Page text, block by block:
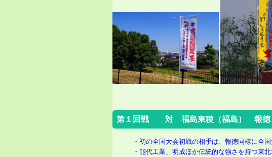
第１回戦 対 福島東稜（福島） 報徳
・初の全国大会初戦の相手は、報徳同様に全
・能代工業、明成ほか伝統的な強さを持つ東